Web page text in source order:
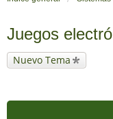
Juegos
Nuevo Tema